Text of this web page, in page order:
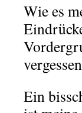
Wie es
Ein